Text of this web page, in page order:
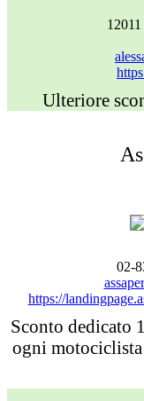
Ulteriore
02-
https://
Sconto dedicato
ogni